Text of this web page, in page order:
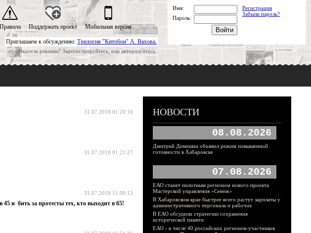
Приглашаем к обсуждению: Трилогия "Китобои" А. Вахова.
Надоела реклама? Зарегистрируйтесь, или авторизуйтесь.
Правила Поддержать проект Мобильная версия
Имя:
Регистрация
Забыли пароль?
Пароль:
31.07.2018 01:20:10
31.07.2018 01:21:27
31.07.2018 11:08:13
и бить за протесты тех, кто выходит в 65!
НОВОСТИ
08.08.2026
Дмитрий Демешин объявил режим повышенной
готовности в Хабаровске
07.08.2026
ЕАО станет пилотным регионом нового проекта
Мастерской управления «Сенеж»
В Хабаровском крае быстрее всего растут зарплаты у
административного персонала и рабочих
В ЕАО обсудили стратегию сохранения
исторической памяти
ЕАО - в числе 40 российских регионов-участников